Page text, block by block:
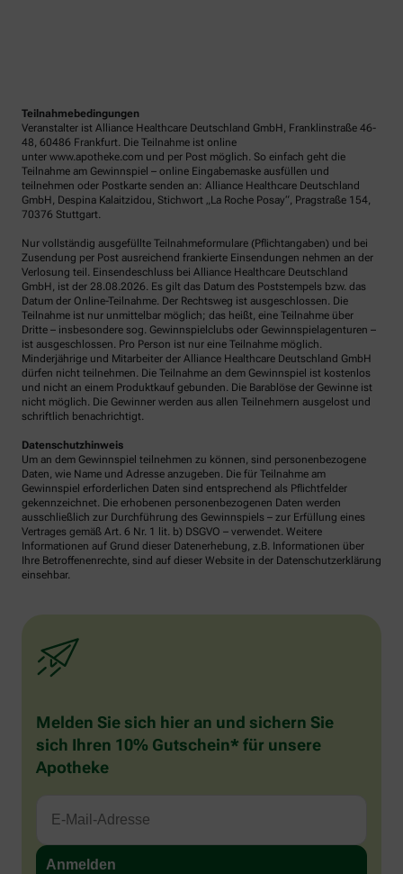
Teilnahmebedingungen
Veranstalter ist Alliance Healthcare Deutschland GmbH, Franklinstraße 46-
48, 60486 Frankfurt. Die Teilnahme ist online
unter www.apotheke.com und per Post möglich. So einfach geht die
Teilnahme am Gewinnspiel – online Eingabemaske ausfüllen und
teilnehmen oder Postkarte senden an: Alliance Healthcare Deutschland
GmbH, Despina Kalaitzidou, Stichwort „La Roche Posay“, Pragstraße 154,
70376 Stuttgart.
Nur vollständig ausgefüllte Teilnahmeformulare (Pflichtangaben) und bei
Zusendung per Post ausreichend frankierte Einsendungen nehmen an der
Verlosung teil. Einsendeschluss bei Alliance Healthcare Deutschland
GmbH, ist der 28.08.2026. Es gilt das Datum des Poststempels bzw. das
Datum der Online-Teilnahme. Der Rechtsweg ist ausgeschlossen. Die
Teilnahme ist nur unmittelbar möglich; das heißt, eine Teilnahme über
Dritte – insbesondere sog. Gewinnspielclubs oder Gewinnspielagenturen –
ist ausgeschlossen. Pro Person ist nur eine Teilnahme möglich.
Minderjährige und Mitarbeiter der Alliance Healthcare Deutschland GmbH
dürfen nicht teilnehmen. Die Teilnahme an dem Gewinnspiel ist kostenlos
und nicht an einem Produktkauf gebunden. Die Barablöse der Gewinne ist
nicht möglich. Die Gewinner werden aus allen Teilnehmern ausgelost und
schriftlich benachrichtigt.
Datenschutzhinweis
Um an dem Gewinnspiel teilnehmen zu können, sind personenbezogene
Daten, wie Name und Adresse anzugeben. Die für Teilnahme am
Gewinnspiel erforderlichen Daten sind entsprechend als Pflichtfelder
gekennzeichnet. Die erhobenen personenbezogenen Daten werden
ausschließlich zur Durchführung des Gewinnspiels – zur Erfüllung eines
Vertrages gemäß Art. 6 Nr. 1 lit. b) DSGVO – verwendet. Weitere
Informationen auf Grund dieser Datenerhebung, z.B. Informationen über
Ihre Betroffenenrechte, sind auf dieser Website in der Datenschutzerklärung
einsehbar.
Melden Sie sich hier an und sichern Sie
sich Ihren 10% Gutschein* für unsere
Apotheke